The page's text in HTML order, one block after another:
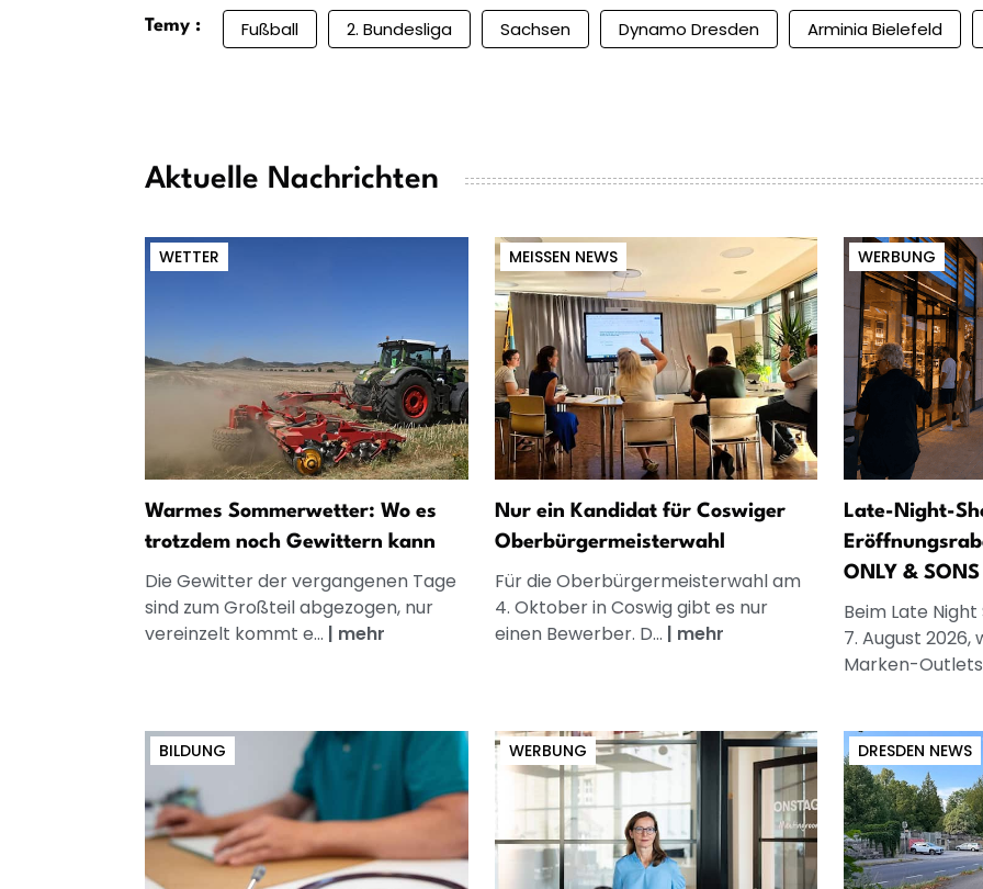
Temy : Fußball 2. Bundesliga Sachsen Dynamo Dresden Arminia Bielefeld
Aktuelle Nachrichten
WETTER
Warmes Sommerwetter: Wo es
trotzdem noch Gewittern kann
Die Gewitter der vergangenen Tage
sind zum Großteil abgezogen, nur
vereinzelt kommt e... | mehr
MEISSEN NEWS
Nur ein Kandidat für Coswiger
Oberbürgermeisterwahl
Für die Oberbürgermeisterwahl am
4. Oktober in Coswig gibt es nur
einen Bewerber. D... | mehr
WERBUNG
Late-Night-
ONLY & SONS
Beim Late
7. August 2026,
Marken-
BILDUNG WERBUNG DRESDEN NEWS